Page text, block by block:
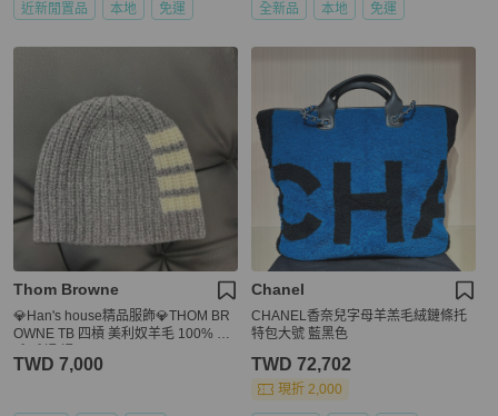
近新閒置品 本地 免運 全新品 本地 免運
Thom Browne
💎Han's house精品服飾💎THOM BR
OWNE TB 四槓 美利奴羊毛 100% 羊
TWD 7,000
Chanel
CHANEL香奈兒字母羊羔毛絨鏈條托
特包大號 藍黑色
TWD 72,702
現折 2,000